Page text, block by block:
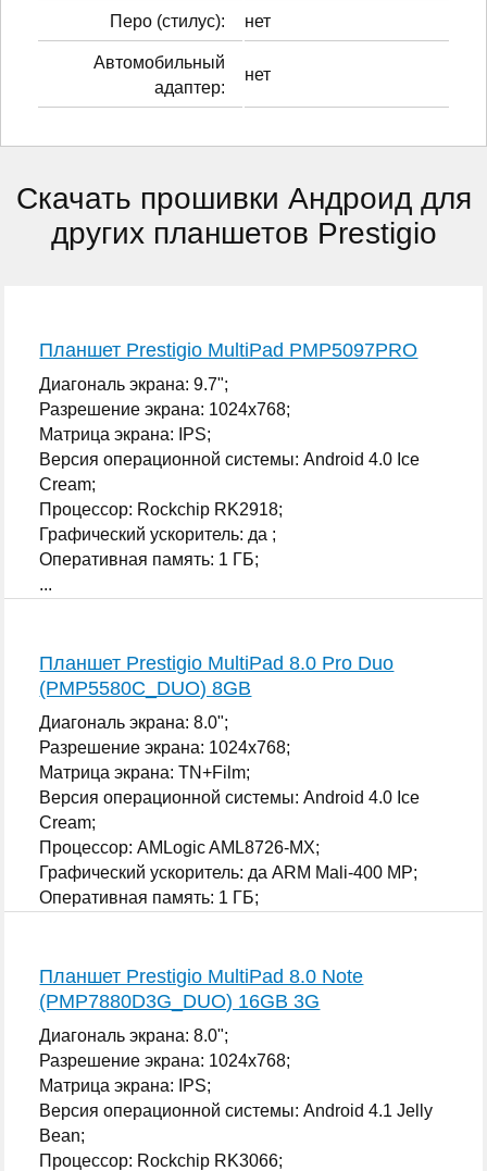
Перо (стилус): нет
Автомобильный
адаптер:
нет
Скачать прошивки Андроид для
других планшетов Prestigio
Планшет Prestigio MultiPad PMP5097PRO
Диагональ экрана: 9.7";
Разрешение экрана: 1024x768;
Матрица экрана: IPS;
Версия операционной системы: Android 4.0 Ice
Cream;
Процессор: Rockchip RK2918;
Графический ускоритель: да ;
Оперативная память: 1 ГБ;
...
Планшет Prestigio MultiPad 8.0 Pro Duo
(PMP5580C_DUO) 8GB
Диагональ экрана: 8.0";
Разрешение экрана: 1024x768;
Матрица экрана: TN+Film;
Версия операционной системы: Android 4.0 Ice
Cream;
Процессор: AMLogic AML8726-MX;
Графический ускоритель: да ARM Mali-400 MP;
Оперативная память: 1 ГБ;
Планшет Prestigio MultiPad 8.0 Note
(PMP7880D3G_DUO) 16GB 3G
Диагональ экрана: 8.0";
Разрешение экрана: 1024x768;
Матрица экрана: IPS;
Версия операционной системы: Android 4.1 Jelly
Bean;
Процессор: Rockchip RK3066;